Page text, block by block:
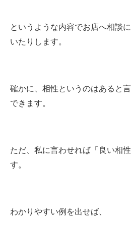
というような内容でお店へ相談
いたりします。
確かに、相性というのはあると
できます。
ただ、私に言わせれば「良い相
す。
わかりやすい例を出せば、